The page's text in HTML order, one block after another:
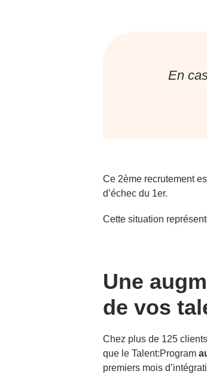
En
Ce 2ème recrutement
d’échec du 1er.
Cette situation
Une
de vos
Chez plus de 125
que le Talent:Program
premiers mois